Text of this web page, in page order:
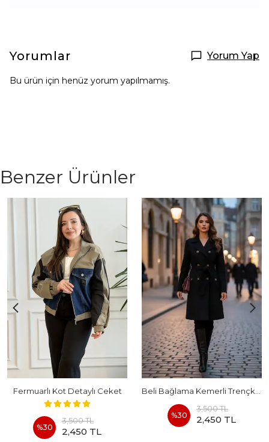
Yorumlar Yorum Yap
Bu ürün için henüz yorum yapılmamış.
Benzer Ürünler
Fermuarlı Kot Detaylı Ceket
%30
3,500 TL
2,450 TL
%30
3,500 TL
2,450 TL